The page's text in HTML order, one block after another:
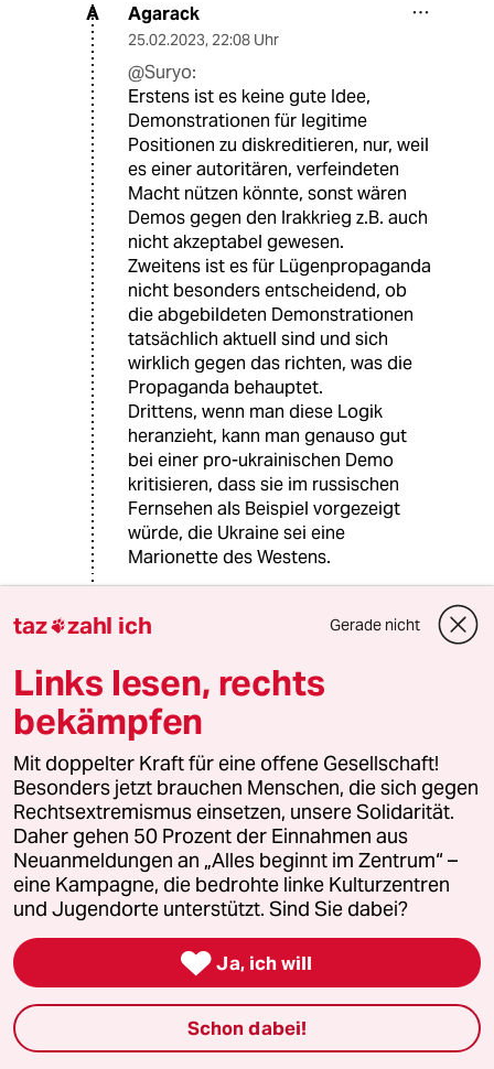
A Agarack
25.02.2023, 22:08 Uhr
@Suryo:
Erstens ist es keine gute Idee,
Demonstrationen für legitime
Positionen zu diskreditieren, nur, weil
es einer autoritären, verfeindeten
Macht nützen könnte, sonst wären
Demos gegen den Irakkrieg z.B. auch
nicht akzeptabel gewesen.
Zweitens ist es für Lügenpropaganda
nicht besonders entscheidend, ob
die abgebildeten Demonstrationen
tatsächlich aktuell sind und sich
wirklich gegen das richten, was die
Propaganda behauptet.
Drittens, wenn man diese Logik
heranzieht, kann man genauso gut
bei einer pro-ukrainischen Demo
kritisieren, dass sie im russischen
Fernsehen als Beispiel vorgezeigt
würde, die Ukraine sei eine
Marionette des Westens.
Suryo
08:02 Uhr
@Agarack:
Im übrigen gibt es einen
naiv das gute wollen und dabei
Russland (bzw. früher der UdSSR)
helfen. Er hat sogar einen
Wikipediaeintrag, weshalb ich hoffe,
dass die Moderation diesen
Kommentar durchlässt.
Der Begriff lautet „nützlicher Idiot“.
O O.F.
26.02.2023,08:42 Uhr
taz zahl ich Gerade nicht
Links lesen, rechts
bekämpfen
Mit doppelter Kraft für eine offene Gesellschaft!
Besonders jetzt brauchen Menschen, die sich gegen
Rechtsextremismus einsetzen, unsere Solidarität.
Daher gehen 50 Prozent der Einnahmen aus
Neuanmeldungen an „Alles beginnt im Zentrum“ –
eine Kampagne, die bedrohte linke Kulturzentren
und Jugendorte unterstützt. Sind Sie dabei?
 Ja, ich will
Schon dabei!